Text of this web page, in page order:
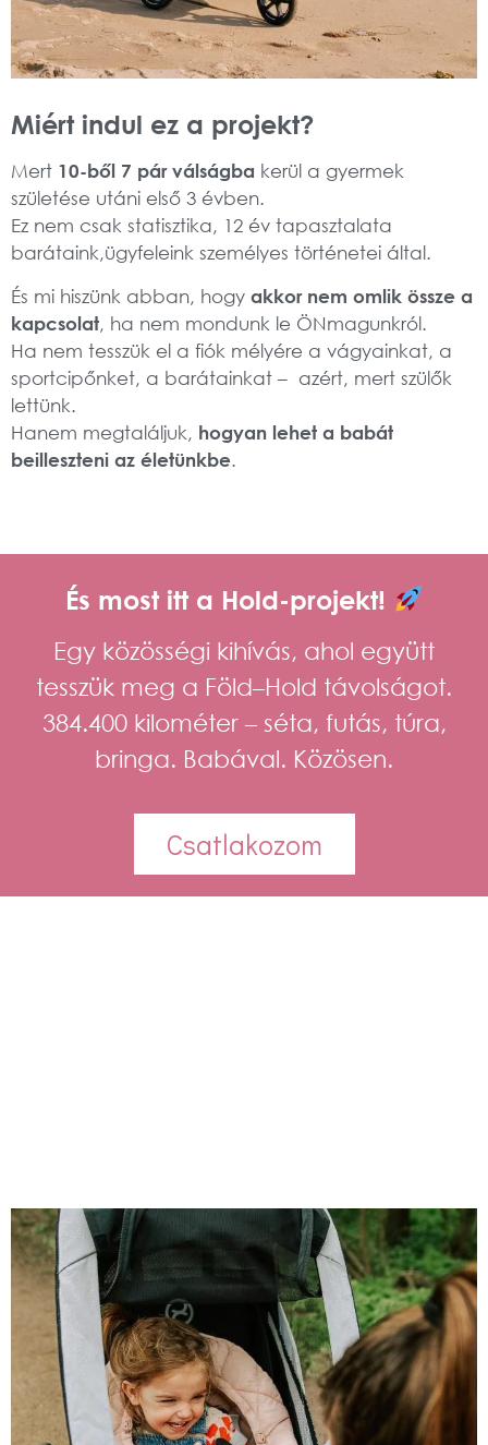
Miért indul ez a projekt?
Mert 10-ből 7 pár válságba kerül a gyermek
születése utáni első 3 évben.
Ez nem csak statisztika, 12 év tapasztalata
barátaink,ügyfeleink személyes történetei által.
És mi hiszünk abban, hogy akkor nem omlik össze a
kapcsolat, ha nem mondunk le ÖNmagunkról.
Ha nem tesszük el a fiók mélyére a vágyainkat, a
sportcipőnket, a barátainkat – azért, mert szülők
lettünk.
Hanem megtaláljuk, hogyan lehet a babát
beilleszteni az életünkbe.
És most itt a Hold-projekt!
Egy közösségi kihívás, ahol együtt
tesszük meg a Föld–Hold távolságot.
384.400 kilométer – séta, futás, túra,
bringa. Babával. Közösen.
Csatlakozom